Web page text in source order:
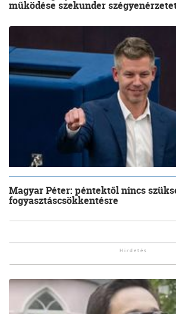
működése szekunder
Magyar Péter: péntektől nincs
fogyasztáscsökkentésre